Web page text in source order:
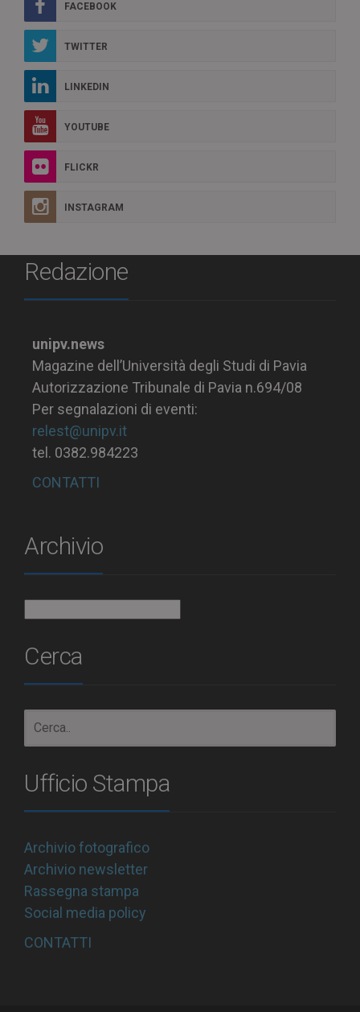
FACEBOOK
TWITTER
LINKEDIN
YOUTUBE
FLICKR
INSTAGRAM
Redazione
unipv.news
Magazine dell’Università degli Studi di Pavia
Autorizzazione Tribunale di Pavia n.694/08
Per segnalazioni di eventi:
relest@unipv.it
tel. 0382.984223
CONTATTI
Archivio
Cerca
Ufficio Stampa
Archivio fotografico
Archivio newsletter
Rassegna stampa
Social media policy
CONTATTI